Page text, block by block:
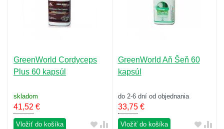
GreenWorld Cordyceps
Plus 60 kapsúl
skladom
41,52 €
Vložiť do košíka
GreenWorld Aň Šeň 60
kapsúl
do 2-6 dní od objednania
33,75€
Vložiť do košíka